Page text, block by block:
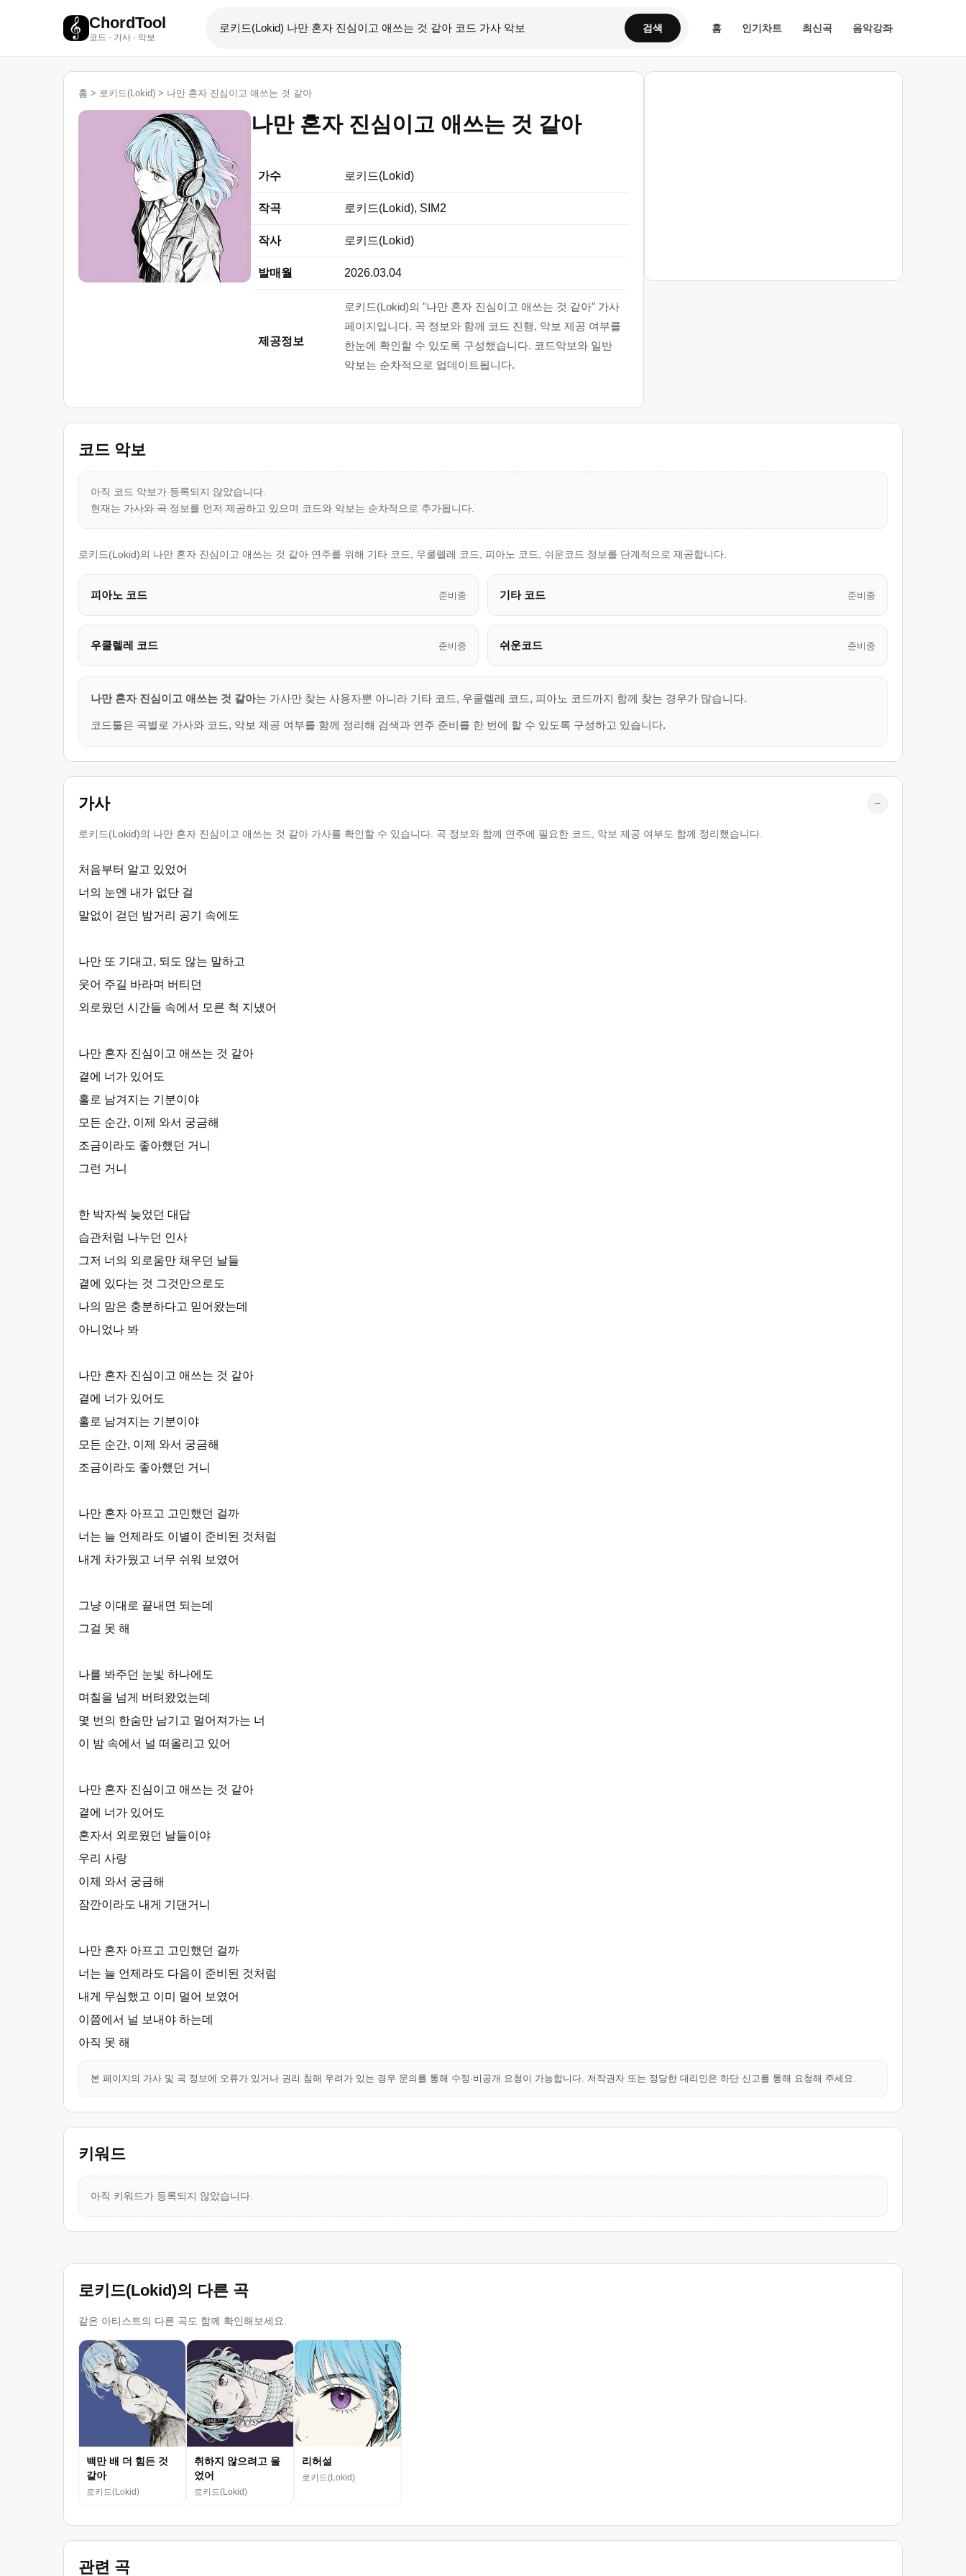
ChordTool
코드 · 가사 · 악보
검색 홈 인기차트 최신곡 음악강좌
홈 > 로키드(Lokid) > 나만 혼자 진심이고 애쓰는 것 같아
나만 혼자 진심이고 애쓰는 것 같아
가수 로키드(Lokid)
작곡 로키드(Lokid), SIM2
작사 로키드(Lokid)
발매월 2026.03.04
제공정보
로키드(Lokid)의 "나만 혼자 진심이고 애쓰는 것 같아" 가사
페이지입니다. 곡 정보와 함께 코드 진행, 악보 제공 여부를
한눈에 확인할 수 있도록 구성했습니다. 코드악보와 일반
악보는 순차적으로 업데이트됩니다.
코드 악보
아직 코드 악보가 등록되지 않았습니다.
현재는 가사와 곡 정보를 먼저 제공하고 있으며 코드와 악보는 순차적으로 추가됩니다.
로키드(Lokid)의 나만 혼자 진심이고 애쓰는 것 같아 연주를 위해 기타 코드, 우쿨렐레 코드, 피아노 코드, 쉬운코드 정보를 단계적으로 제공합니다.
피아노 코드 준비중 기타 코드 준비중
우쿨렐레 코드 준비중 쉬운코드 준비중
나만 혼자 진심이고 애쓰는 것 같아는 가사만 찾는 사용자뿐 아니라 기타 코드, 우쿨렐레 코드, 피아노 코드까지 함께 찾는 경우가 많습니다.
코드툴은 곡별로 가사와 코드, 악보 제공 여부를 함께 정리해 검색과 연주 준비를 한 번에 할 수 있도록 구성하고 있습니다.
가사 −
로키드(Lokid)의 나만 혼자 진심이고 애쓰는 것 같아 가사를 확인할 수 있습니다. 곡 정보와 함께 연주에 필요한 코드, 악보 제공 여부도 함께 정리했습니다.
처음부터 알고 있었어
너의 눈엔 내가 없단 걸
말없이 걷던 밤거리 공기 속에도
나만 또 기대고, 되도 않는 말하고
웃어 주길 바라며 버티던
외로웠던 시간들 속에서 모른 척 지냈어
나만 혼자 진심이고 애쓰는 것 같아
곁에 너가 있어도
홀로 남겨지는 기분이야
모든 순간, 이제 와서 궁금해
조금이라도 좋아했던 거니
그런 거니
한 박자씩 늦었던 대답
습관처럼 나누던 인사
그저 너의 외로움만 채우던 날들
곁에 있다는 것 그것만으로도
나의 맘은 충분하다고 믿어왔는데
아니었나 봐
나만 혼자 진심이고 애쓰는 것 같아
곁에 너가 있어도
홀로 남겨지는 기분이야
모든 순간, 이제 와서 궁금해
조금이라도 좋아했던 거니
나만 혼자 아프고 고민했던 걸까
너는 늘 언제라도 이별이 준비된 것처럼
내게 차가웠고 너무 쉬워 보였어
그냥 이대로 끝내면 되는데
그걸 못 해
나를 봐주던 눈빛 하나에도
며칠을 넘게 버텨왔었는데
몇 번의 한숨만 남기고 멀어져가는 너
이 밤 속에서 널 떠올리고 있어
나만 혼자 진심이고 애쓰는 것 같아
곁에 너가 있어도
혼자서 외로웠던 날들이야
우리 사랑
이제 와서 궁금해
잠깐이라도 내게 기댄거니
나만 혼자 아프고 고민했던 걸까
너는 늘 언제라도 다음이 준비된 것처럼
내게 무심했고 이미 멀어 보였어
이쯤에서 널 보내야 하는데
아직 못 해
본 페이지의 가사 및 곡 정보에 오류가 있거나 권리 침해 우려가 있는 경우 문의를 통해 수정·비공개 요청이 가능합니다. 저작권자 또는 정당한 대리인은 하단 신고를 통해 요청해 주세요.
키워드
아직 키워드가 등록되지 않았습니다.
로키드(Lokid)의 다른 곡
같은 아티스트의 다른 곡도 함께 확인해보세요.
백만 배 더 힘든 것
같아
로키드(Lokid)
취하지 않으려고 울
었어
로키드(Lokid)
리허설
로키드(Lokid)
관련 곡